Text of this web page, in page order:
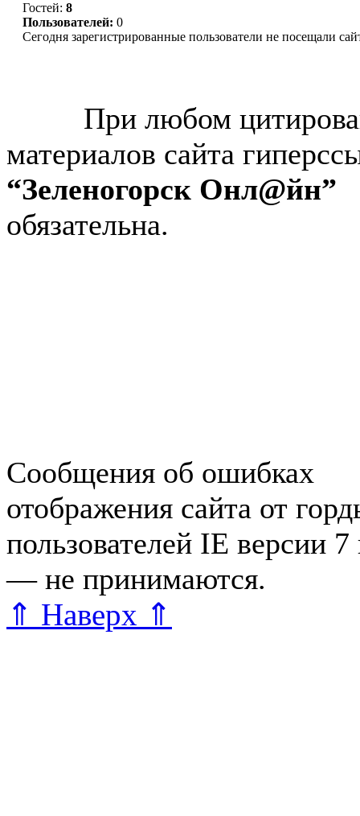
Гостей: 8
Пользователей: 0
Сегодня зарегистрированные пользователи не посещали
При любом
материалов сайта
“Зеленогорск Онл@йн”
обязательна.
Сообщения об ошибках
отображения сайта от
пользователей IE версии
— не принимаются.
⇑ Наверх ⇑